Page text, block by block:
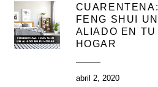
CUARENTENA:
FENG SHUI UN
ALIADO EN TU
HOGAR
abril 2, 2020